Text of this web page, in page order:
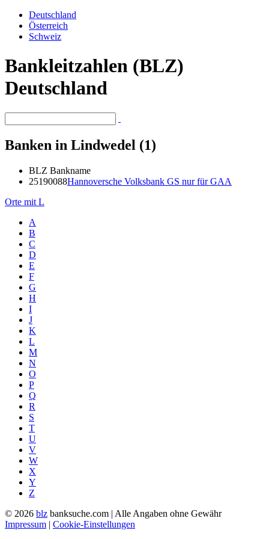
Deutschland
Österreich
Schweiz
Bankleitzahlen (BLZ)
Deutschland
Banken in Lindwedel (1)
BLZ Bankname
25190088Hannoversche Volksbank GS nur für GAA
Orte mit L
A
B
C
D
E
F
G
H
I
J
K
L
M
N
O
P
Q
R
S
T
U
V
W
X
Y
Z
© 2026 blz banksuche.com | Alle Angaben ohne Gewähr
Impressum | Cookie-Einstellungen